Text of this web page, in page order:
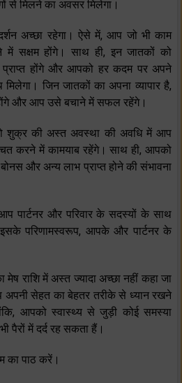
से मिलने का अवसर मिलेगा।
अच्छा रहेगा। ऐसे में, आप जो भी काम
सक्षम होंगे। साथ ही, इन जातकों को
होंगे और आपको हर कदम पर अपने
मिलेगा। जिन जातकों का अपना व्यापार है,
और आप उसे बचाने में सफल रहेंगे।
शुक्र की अस्त अवस्था की अवधि में आप
करने में कामयाब रहेंगे। साथ ही, आपको
और अन्य लाभ प्राप्त होने की संभावना
पार्टनर और परिवार के सदस्यों के साथ
परिणामस्वरूप, आपके और पार्टनर के
राशि में अस्त ज्यादा अच्छा नहीं कहा जा
अपनी सेहत का बेहतर तरीके से ध्यान रखने
आपको स्वास्थ्य से जुड़ी कोई समस्या
पैरों में दर्द रह सकता हैं।
का पाठ करें।